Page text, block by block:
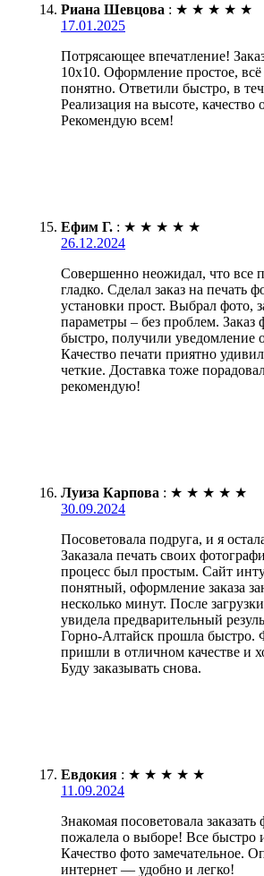
Риана Шевцова : ★ ★ ★ ★ ★
17.01.2025
Потрясающее впечатление!
10х10. Оформление простое,
понятно. Ответили быстро, в
Реализация на высоте, качество
Рекомендую всем!
Ефим Г. : ★ ★ ★ ★ ★
26.12.2024
Совершенно неожидал, что все
гладко. Сделал заказ на печать
установки прост. Выбрал фото,
параметры – без проблем. Заказ
быстро, получили уведомление
Качество печати приятно
четкие. Доставка тоже
рекомендую!
Луиза Карпова : ★ ★ ★ ★ ★
30.09.2024
Посоветовала подруга, и я
Заказала печать своих
процесс был простым. Сайт
понятный, оформление заказа
несколько минут. После
увидела предварительный
Горно-Алтайск прошла быстро.
пришли в отличном качестве и
Буду заказывать снова.
Евдокия : ★ ★ ★ ★ ★
11.09.2024
Знакомая посоветовала
пожалела о выборе! Все быстро
Качество фото замечательное.
интернет — удобно и легко!